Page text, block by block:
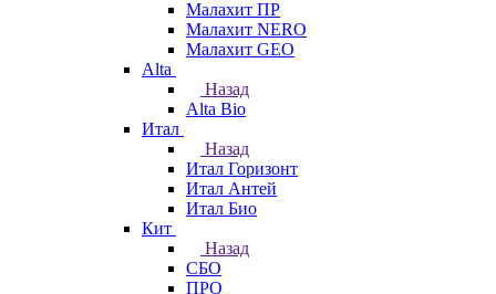
Малахит ПР
Малахит NERO
Малахит GEO
Alta
Назад
Alta Bio
Итал
Назад
Итал Горизонт
Итал Антей
Итал Био
Кит
Назад
СБО
ПРО